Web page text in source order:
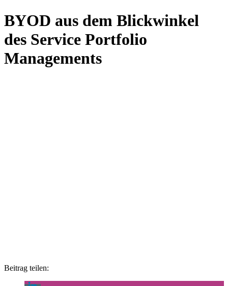
BYOD aus dem Blickwinkel
des Service Portfolio
Managements
Beitrag teilen: